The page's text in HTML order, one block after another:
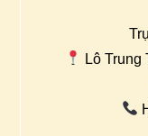
Lô Trung